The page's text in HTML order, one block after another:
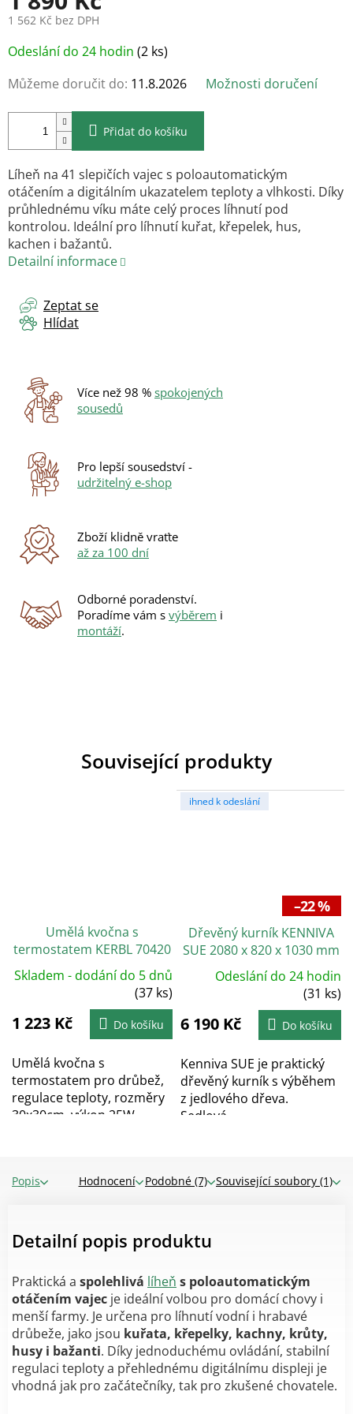
1 562 Kč bez DPH
Měrná
cena:
Odeslání do 24 hodin (2 ks)
Můžeme doručit do: 11.8.2026 Možnosti doručení
Přidat do košíku
Líheň na 41 slepičích vajec s poloautomatickým
otáčením a digitálním ukazatelem teploty a vlhkosti. Díky
průhlednému víku máte celý proces líhnutí pod
kontrolou. Ideální pro líhnutí kuřat, křepelek, hus,
kachen i bažantů.
Detailní informace
Zeptat se
Hlídat
Více než 98 % spokojených
sousedů
Pro lepší sousedství -
udržitelný e-shop
Zboží klidně vraťte
až za 100 dní
Odborné poradenství.
Poradíme vám s výběrem i
montáží.
Související produkty
Umělá kvočna s
termostatem KERBL 70420
COSYHEAT, 30x30cm, 25W
Skladem - dodání do 5 dnů
(37 ks)
1 223 Kč Do košíku
Umělá kvočna s
termostatem pro drůbež,
regulace teploty, rozměry
30x30cm, výkon 25W,...
ihned k odeslání
–22 %
Dřevěný kurník KENNIVA
SUE 2080 x 820 x 1030 mm
Odeslání do 24 hodin
(31 ks)
6 190 Kč Do košíku
Kenniva SUE je praktický
dřevěný kurník s výběhem
z jedlového dřeva.
Sedlová...
Popis Podobné (7) Související soubory (1)
Hodnocení
Detailní popis produktu
Praktická a spolehlivá líheň s poloautomatickým
otáčením vajec je ideální volbou pro domácí chovy i
menší farmy. Je určena pro líhnutí vodní i hrabavé
drůbeže, jako jsou kuřata, křepelky, kachny, krůty,
husy i bažanti. Díky jednoduchému ovládání, stabilní
regulaci teploty a přehlednému digitálnímu displeji je
vhodná jak pro začátečníky, tak pro zkušené chovatele.